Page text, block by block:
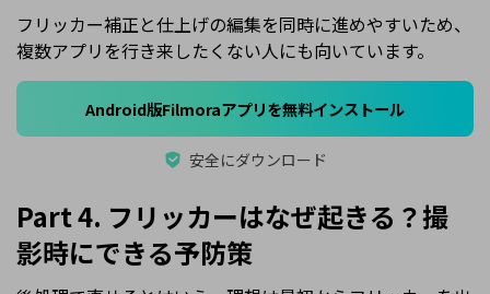
フリッカー補正と仕上げの編集を同時に進めやすいため、
複数アプリを行き来したくない人にも向いています。
Android版Filmoraアプリを無料インストール
安全にダウンロード
Part 4. フリッカーはなぜ起きる？撮
影時にできる予防策